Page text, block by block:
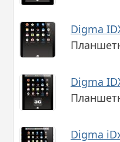
Digma
Digma
Digma